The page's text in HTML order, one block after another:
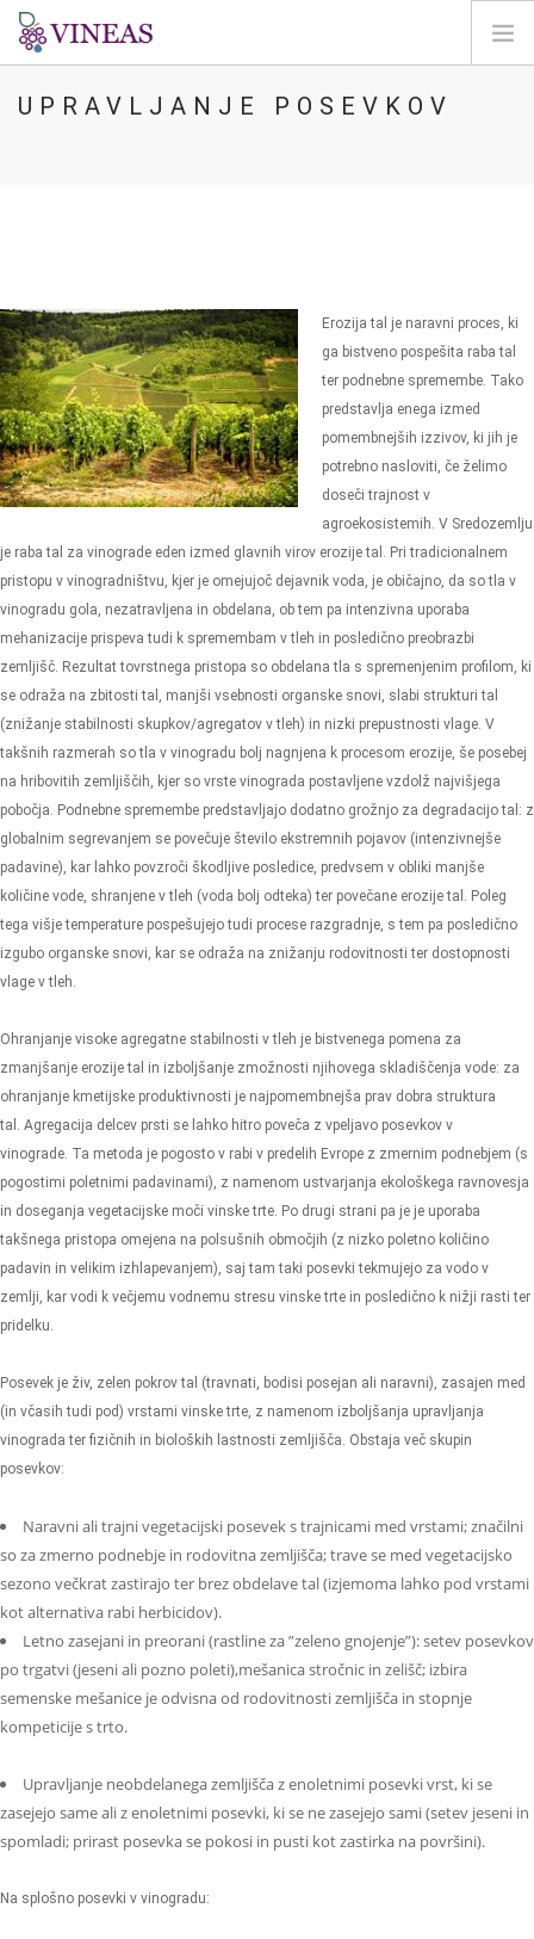
DOMOV
REGISTRACIJA
SI
UPRAVLJANJE POSEVKOV
Erozija tal je naravni proces, ki
ga bistveno pospešita raba tal
ter podnebne spremembe. Tako
predstavlja enega izmed
pomembnejših izzivov, ki jih je
potrebno nasloviti, če želimo
doseči trajnost v
agroekosistemih. V Sredozemlju
je raba tal za vinograde eden izmed glavnih virov erozije tal. Pri tradicionalnem
pristopu v vinogradništvu, kjer je omejujoč dejavnik voda, je običajno, da so tla v
vinogradu gola, nezatravljena in obdelana, ob tem pa intenzivna uporaba
mehanizacije prispeva tudi k spremembam v tleh in posledično preobrazbi
zemljišč. Rezultat tovrstnega pristopa so obdelana tla s spremenjenim profilom, ki
se odraža na zbitosti tal, manjši vsebnosti organske snovi, slabi strukturi tal
(znižanje stabilnosti skupkov/agregatov v tleh) in nizki prepustnosti vlage. V
takšnih razmerah so tla v vinogradu bolj nagnjena k procesom erozije, še posebej
na hribovitih zemljiščih, kjer so vrste vinograda postavljene vzdolž najvišjega
pobočja. Podnebne spremembe predstavljajo dodatno grožnjo za degradacijo tal: z
globalnim segrevanjem se povečuje število ekstremnih pojavov (intenzivnejše
padavine), kar lahko povzroči škodljive posledice, predvsem v obliki manjše
količine vode, shranjene v tleh (voda bolj odteka) ter povečane erozije tal. Poleg
tega višje temperature pospešujejo tudi procese razgradnje, s tem pa posledično
izgubo organske snovi, kar se odraža na znižanju rodovitnosti ter dostopnosti
vlage v tleh.
Ohranjanje visoke agregatne stabilnosti v tleh je bistvenega pomena za
zmanjšanje erozije tal in izboljšanje zmožnosti njihovega skladiščenja vode: za
ohranjanje kmetijske produktivnosti je najpomembnejša prav dobra struktura
tal. Agregacija delcev prsti se lahko hitro poveča z vpeljavo posevkov v
vinograde. Ta metoda je pogosto v rabi v predelih Evrope z zmernim podnebjem (s
pogostimi poletnimi padavinami), z namenom ustvarjanja ekološkega ravnovesja
in doseganja vegetacijske moči vinske trte. Po drugi strani pa je je uporaba
takšnega pristopa omejena na polsušnih območjih (z nizko poletno količino
padavin in velikim izhlapevanjem), saj tam taki posevki tekmujejo za vodo v
zemlji, kar vodi k večjemu vodnemu stresu vinske trte in posledično k nižji rasti ter
pridelku.
Posevek je živ, zelen pokrov tal (travnati, bodisi posejan ali naravni), zasajen med
(in včasih tudi pod) vrstami vinske trte, z namenom izboljšanja upravljanja
vinograda ter fizičnih in bioloških lastnosti zemljišča. Obstaja več skupin
posevkov:
Naravni ali trajni vegetacijski posevek s trajnicami med vrstami; značilni
so za zmerno podnebje in rodovitna zemljišča; trave se med vegetacijsko
sezono večkrat zastirajo ter brez obdelave tal (izjemoma lahko pod vrstami
kot alternativa rabi herbicidov).
Letno zasejani in preorani (rastline za ”zeleno gnojenje”): setev posevkov
po trgatvi (jeseni ali pozno poleti),mešanica stročnic in zelišč; izbira
semenske mešanice je odvisna od rodovitnosti zemljišča in stopnje
kompeticije s trto.
Upravljanje neobdelanega zemljišča z enoletnimi posevki vrst, ki se
zasejejo same ali z enoletnimi posevki, ki se ne zasejejo sami (setev jeseni in
spomladi; prirast posevka se pokosi in pusti kot zastirka na površini).
Na splošno posevki v vinogradu: